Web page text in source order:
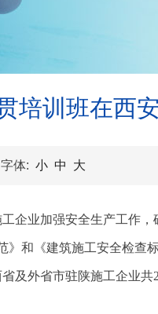
培训班在西
体: 小 中 大
企业加强安全生产工作，
和《建筑施工安全检查
及外省市驻陕施工企业共